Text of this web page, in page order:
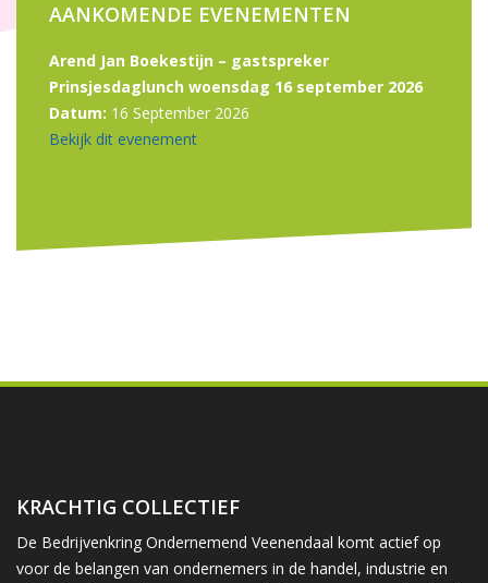
AANKOMENDE EVENEMENTEN
Arend Jan Boekestijn – gastspreker
Prinsjesdaglunch woensdag 16 september 2026
Datum: 16 September 2026
Bekijk dit evenement
KRACHTIG COLLECTIEF
De Bedrijvenkring Ondernemend Veenendaal komt actief op
voor de belangen van ondernemers in de handel, industrie en